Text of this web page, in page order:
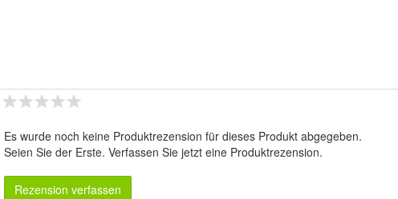
Es wurde noch keine Produktrezension für dieses Produkt abgegeben.
Seien Sie der Erste. Verfassen Sie jetzt eine Produktrezension.
Rezension verfassen